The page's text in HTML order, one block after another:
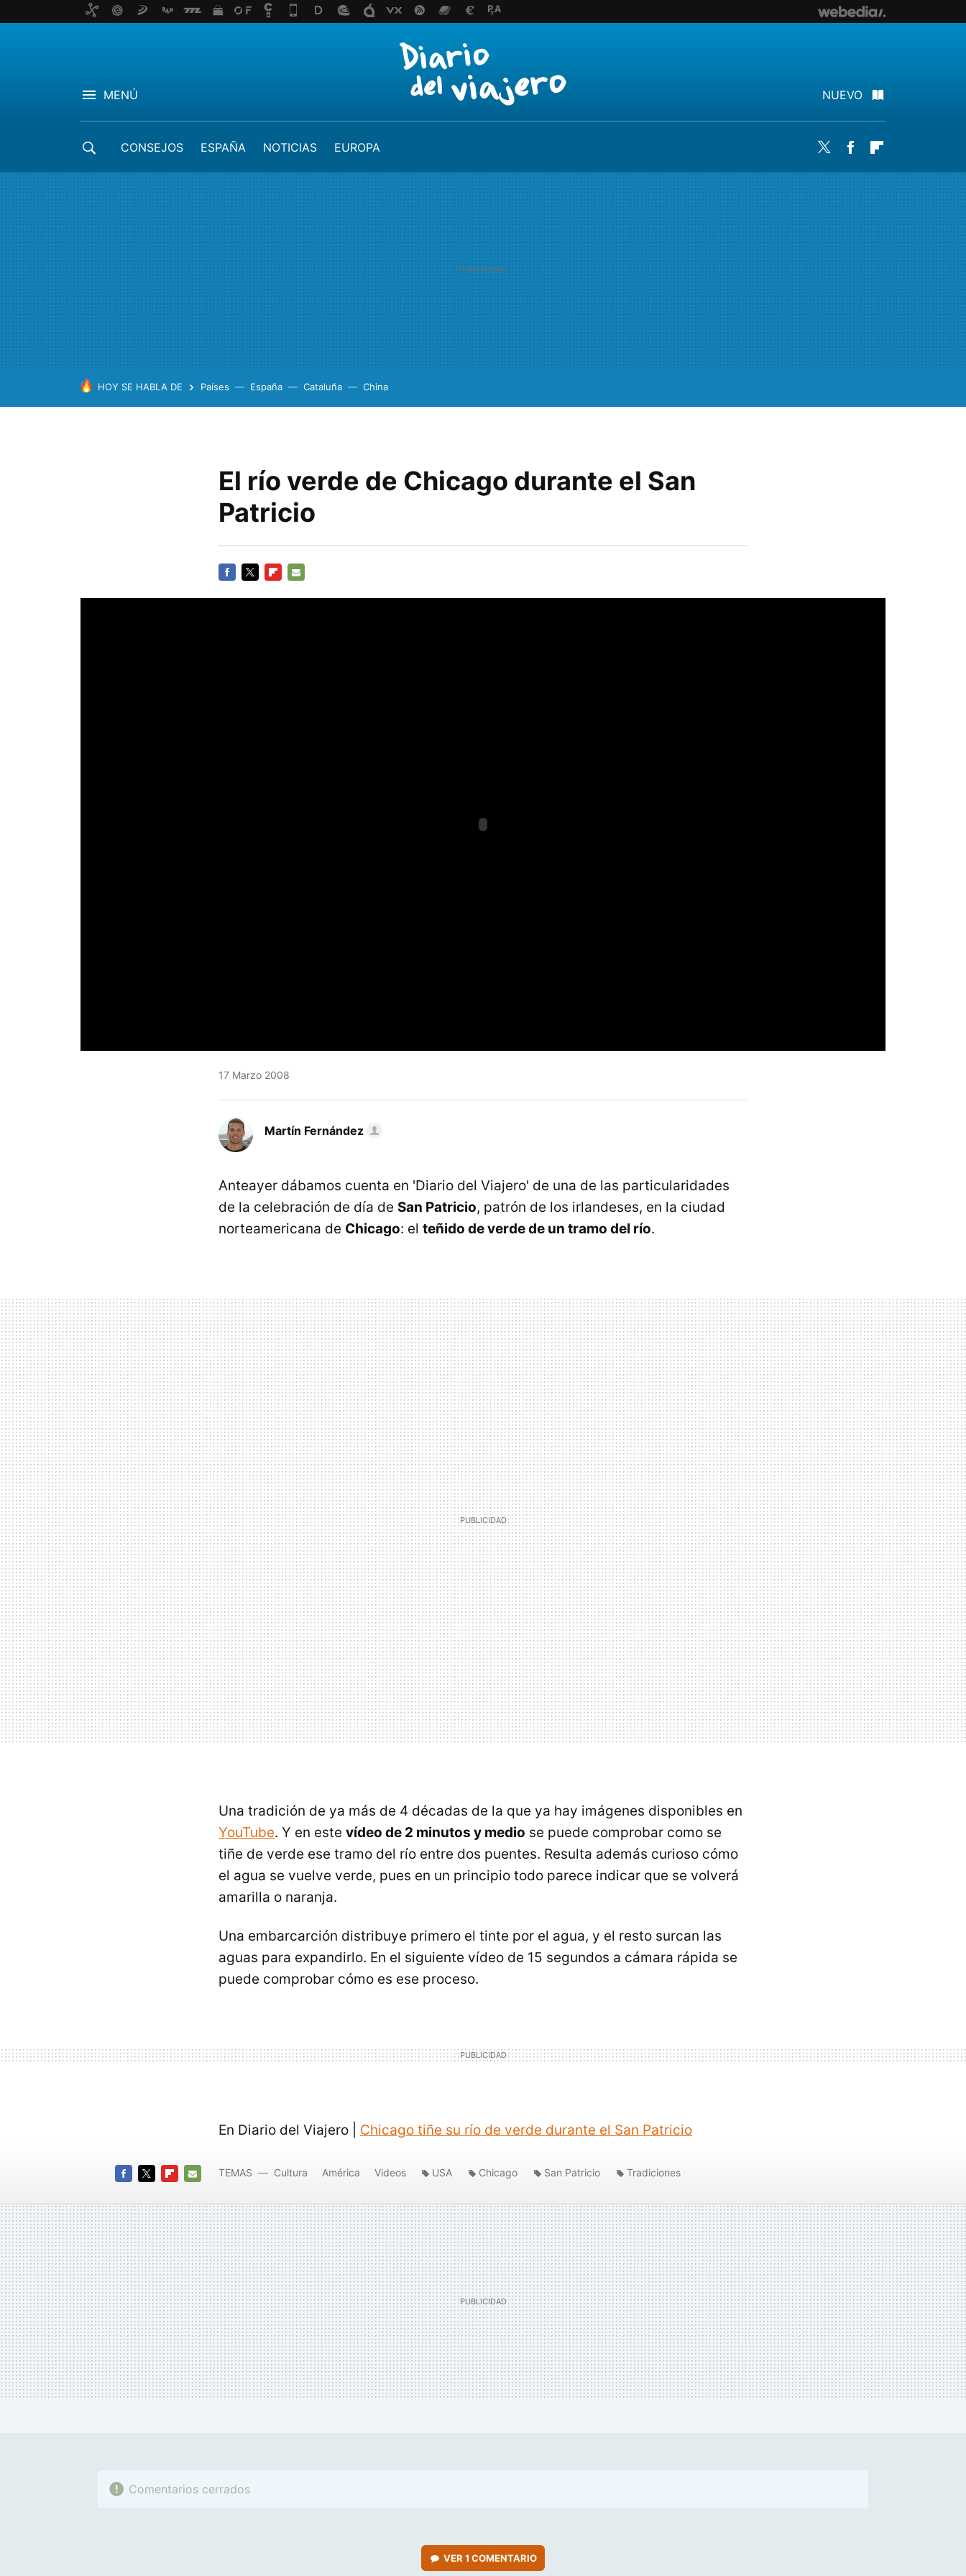
MENÚ NUEVO
CONSEJOS ESPAÑA NOTICIAS EUROPA Twitter Facebook
HOY SE HABLA DE Países España Cataluña China
El río verde de Chicago durante el San
Patricio
17 Marzo 2008
Martín Fernández
Anteayer dábamos cuenta en 'Diario del Viajero' de una de las particularidades
de la celebración de día de San Patricio, patrón de los irlandeses, en la ciudad
norteamericana de Chicago: el teñido de verde de un tramo del río.
Una tradición de ya más de 4 décadas de la que ya hay imágenes disponibles en
YouTube. Y en este vídeo de 2 minutos y medio se puede comprobar como se
tiñe de verde ese tramo del río entre dos puentes. Resulta además curioso cómo
el agua se vuelve verde, pues en un principio todo parece indicar que se volverá
amarilla o naranja.
Una embarcarción distribuye primero el tinte por el agua, y el resto surcan las
aguas para expandirlo. En el siguiente vídeo de 15 segundos a cámara rápida se
puede comprobar cómo es ese proceso.
En Diario del Viajero | Chicago tiñe su río de verde durante el San Patricio
MAIL
TEMAS Cultura América Videos USA Chicago San Patricio Tradiciones
Comentarios cerrados
VER 1 COMENTARIO